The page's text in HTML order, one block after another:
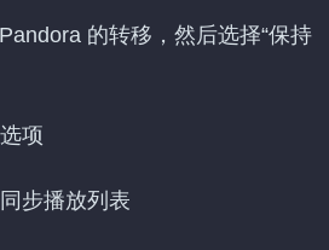
的转移，然后选择“保持
项
步播放列表